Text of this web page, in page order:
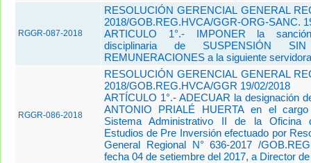
RGGR-087-2018
RESOLUCIÓN GERENCIAL GENERAL
2018/GOB.REG.HVCA/GGR-ORG-SANC.
ARTICULO 1°.- IMPONER la
disciplinaria de SUSPENSIÓN
REMUNERACIONES a la siguiente
RGGR-086-2018
RESOLUCIÓN GERENCIAL GENERAL
2018/GOB.REG.HVCA/GGR 19/02/2018
ARTÍCULO 1°.- ADECUAR la designación
ANTONIO PRIALÉ HUERTA en el
Sistema Administrativo II de la Oficina
Estudios de Pre Inversión efectuado por
General Regional N° 636-2017 /
fecha 04 de setiembre del 2017, a Director